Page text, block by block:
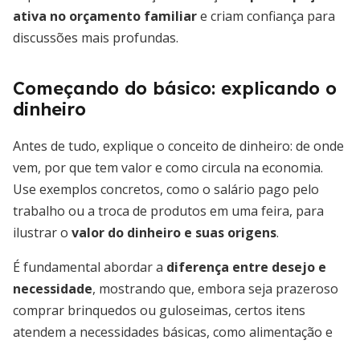
ativa no orçamento familiare criam confiança para
discussões mais profundas.
Começando do básico: explicando o
dinheiro
Antes de tudo, explique o conceito de dinheiro: de onde
vem, por que tem valor e como circula na economia.
Use exemplos concretos, como o salário pago pelo
trabalho ou a troca de produtos em uma feira, para
ilustrar o valor do dinheiro e suas origens.
É fundamental abordar a diferença entre desejo e
necessidade, mostrando que, embora seja prazeroso
comprar brinquedos ou guloseimas, certos itens
atendem a necessidades básicas, como alimentação e